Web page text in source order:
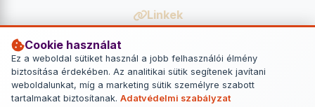
Cookie használat
Ez a weboldal sütiket használ a jobb felhasználói élmény
biztosítása érdekében. Az analitikai sütik segítenek javítani
weboldalunkat, míg a marketing sütik személyre szabott
tartalmakat biztosítanak. Adatvédelmi szabályzat
Linkek
Kapcsolat
Kapcsolat